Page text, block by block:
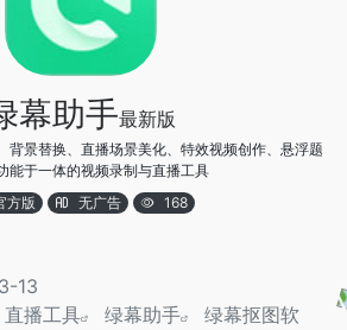
幕助手最新版
背景替换、直播场景美化、特效视频创作、悬浮题
能于一体的视频录制与直播工具
方版
无广告 168
13
直播工具 绿幕助手
绿幕抠图软